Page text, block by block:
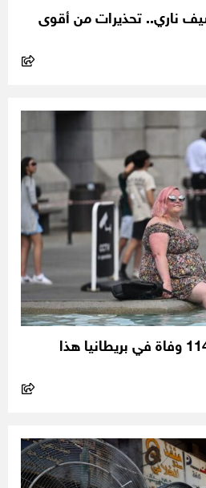
ناري.. تحذيرات من أقوى
موجات الحرّ القاتلة.. 1147 وفاة في بريطانيا هذا